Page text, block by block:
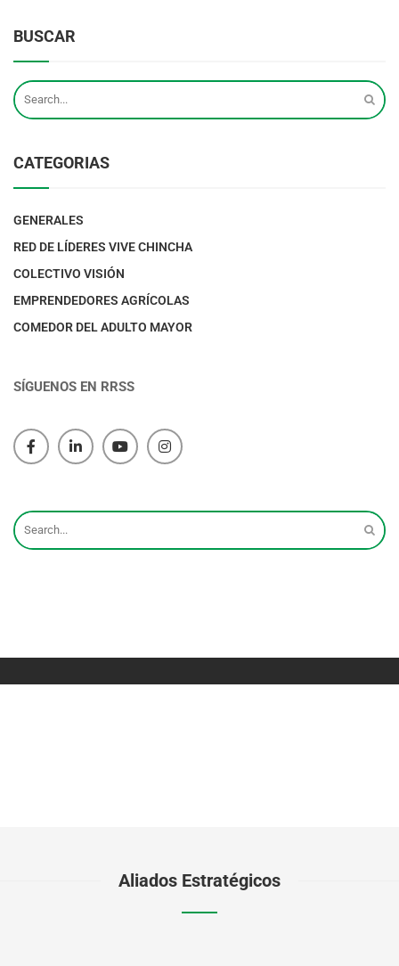
BUSCAR
CATEGORIAS
GENERALES
RED DE LÍDERES VIVE CHINCHA
COLECTIVO VISIÓN
EMPRENDEDORES AGRÍCOLAS
COMEDOR DEL ADULTO MAYOR
SÍGUENOS EN RRSS
Aliados Estratégicos